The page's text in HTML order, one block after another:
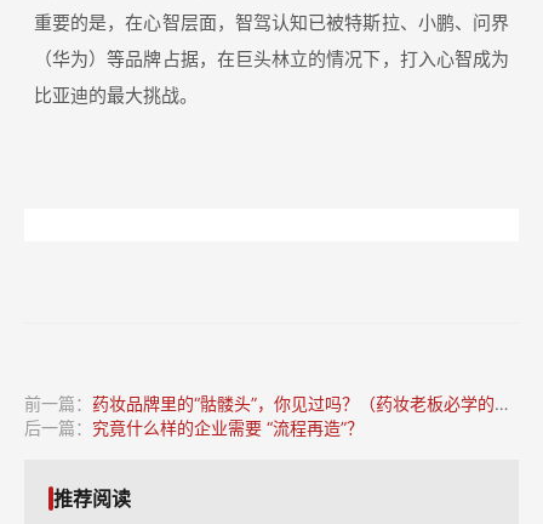
重要的是，在心智层面，智驾认知已被特斯拉、小鹏、问界
（华为）等品牌占据，在巨头林立的情况下，打入心智成为
比亚迪的最大挑战。
前一篇： 药妆品牌里的“骷髅头”，你见过吗？（药妆老板必学的视觉知识）
后一篇： 究竟什么样的企业需要 “流程再造”？
推荐阅读